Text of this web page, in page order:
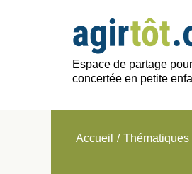
Espace de partage
concertée en petite
Accueil / Thématiques